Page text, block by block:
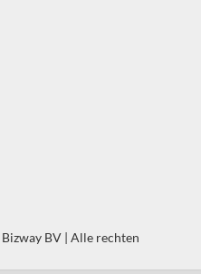
Bizway BV | Alle rechten